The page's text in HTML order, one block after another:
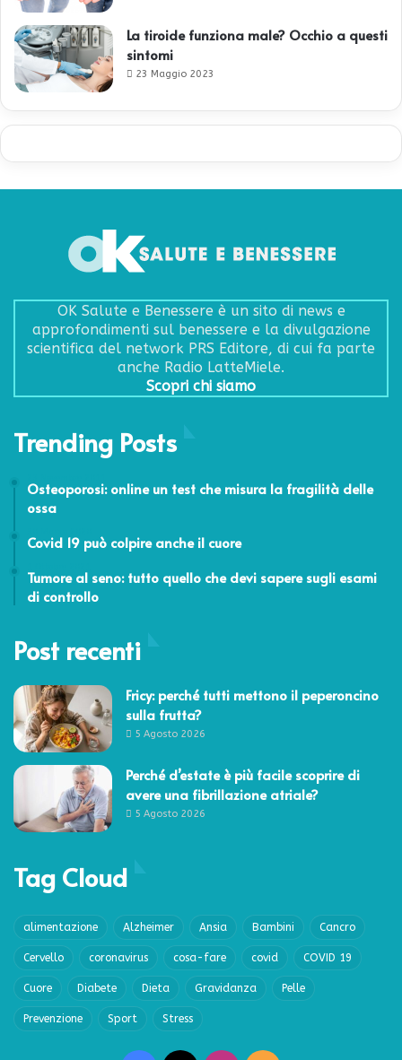
La tiroide funziona male? Occhio a questi
sintomi
23 Maggio 2023
OK Salute e Benessere è un sito di news e
approfondimenti sul benessere e la divulgazione
scientifica del network PRS Editore, di cui fa parte
anche Radio LatteMiele.
Scopri chi siamo
Trending Posts
Osteoporosi: online un test che misura la fragilità delle
ossa
Covid 19 può colpire anche il cuore
Tumore al seno: tutto quello che devi sapere sugli esami
di controllo
Post recenti
Fricy: perché tutti mettono il peperoncino
sulla frutta?
5 Agosto 2026
Perché d’estate è più facile scoprire di
avere una fibrillazione atriale?
5 Agosto 2026
Tag Cloud
alimentazione Alzheimer Ansia Bambini Cancro
Cervello coronavirus cosa-fare covid COVID 19
Cuore Diabete Dieta Gravidanza Pelle
Prevenzione Sport Stress